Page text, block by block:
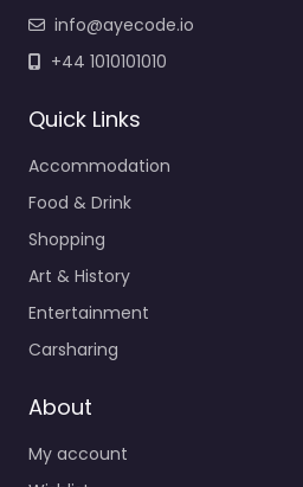
info@ayecode.io
+44 1010101010
Quick Links
Accommodation
Food & Drink
Shopping
Art & History
Entertainment
Carsharing
About
My account